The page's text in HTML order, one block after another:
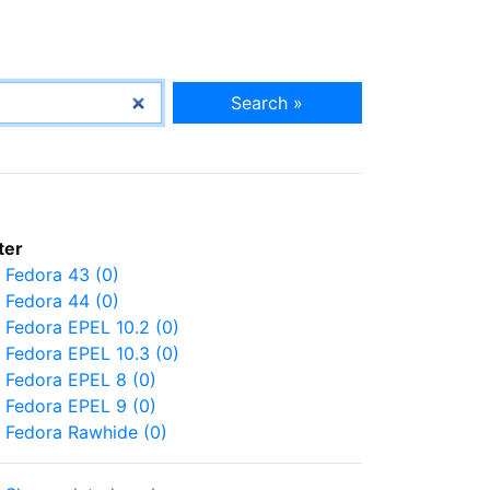
Search »
Fedora 43 (0)
Fedora 44 (0)
Fedora EPEL 10.2 (0)
Fedora EPEL 10.3 (0)
Fedora EPEL 8 (0)
Fedora EPEL 9 (0)
Fedora Rawhide (0)